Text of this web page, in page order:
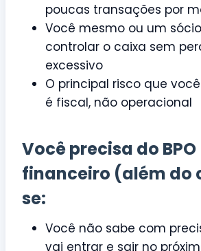
poucas transações por
Você mesmo ou um
controlar o caixa sem
excessivo
O principal risco que
é fiscal, não operacional
Você precisa do BPO
financeiro (além do
se:
Você não sabe com
vai entrar e sair no